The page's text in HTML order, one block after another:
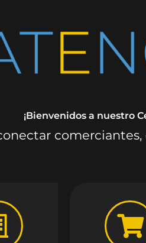
¡Bienvenidos a nuestro